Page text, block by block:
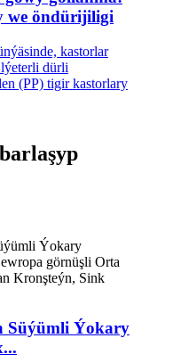
we öndürijiligi
kastorlar
dürli
(PP) tigir kastorlary
Süýümli Ýokary